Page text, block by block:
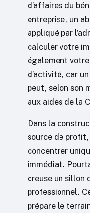
d’affaires du
entreprise, un
appliqué par
calculer votre
également
d’activité, car
peut, selon son
aux aides de la
Dans la
source de
concentrer
immédiat.
creuse un sillon
professionnel.
prépare le